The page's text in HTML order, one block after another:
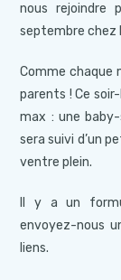
nous rejoindre
septembre chez
Comme chaque
parents ! Ce
max : une
sera suivi d’un
ventre plein.
Il y a un
envoyez-nous
liens.